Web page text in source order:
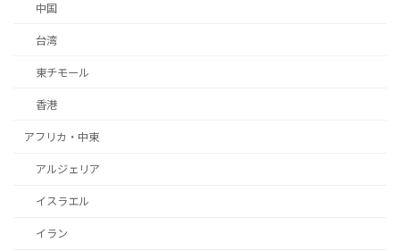
中国
台湾
東チモール
香港
アフリカ・中東
アルジェリア
イスラエル
イラン